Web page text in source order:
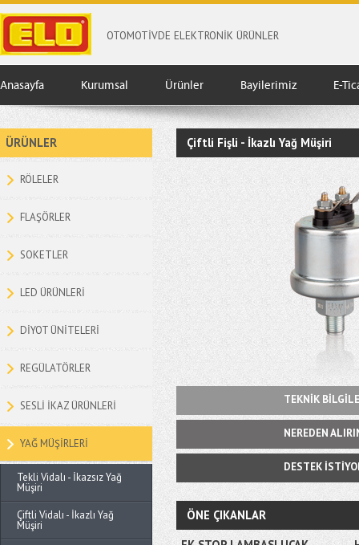
OTOMOTİVDE ELEKTRONİK ÜRÜNLER
Anasayfa Kurumsal Ürünler Bayilerimiz E-
ÜRÜNLER
RÖLELER
FLAŞÖRLER
SOKETLER
LED ÜRÜNLERİ
DİYOT ÜNİTELERİ
REGÜLATÖRLER
SESLİ İKAZ ÜRÜNLERİ
YAĞ MÜŞİRLERİ
Tekli Vidalı - İkazsız Yağ
Müşiri
Çiftli Vidalı - İkazlı Yağ
Müşiri
Çiftli Fişli - İkazlı Yağ Müşiri
TEKNİK
NEREDEN
DESTEK
ÖNE ÇIKANLAR